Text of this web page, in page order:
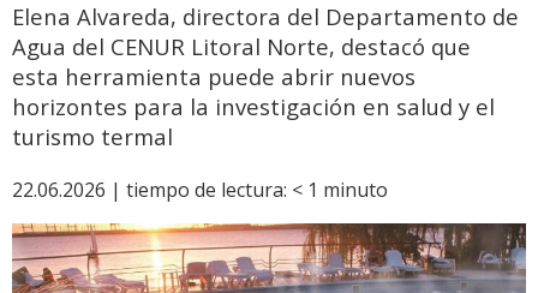
Elena Alvareda, directora del Departamento de
Agua del CENUR Litoral Norte, destacó que
esta herramienta puede abrir nuevos
horizontes para la investigación en salud y el
turismo termal
22.06.2026 | tiempo de lectura: < 1 minuto